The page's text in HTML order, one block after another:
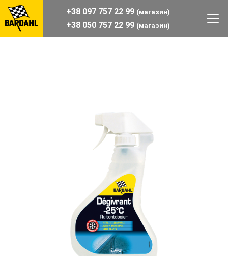
+38 097 757 22 99 (магазин)
+38 050 757 22 99 (магазин)